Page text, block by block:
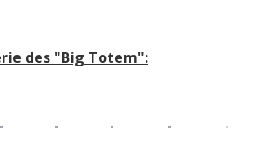
des "Big Totem":